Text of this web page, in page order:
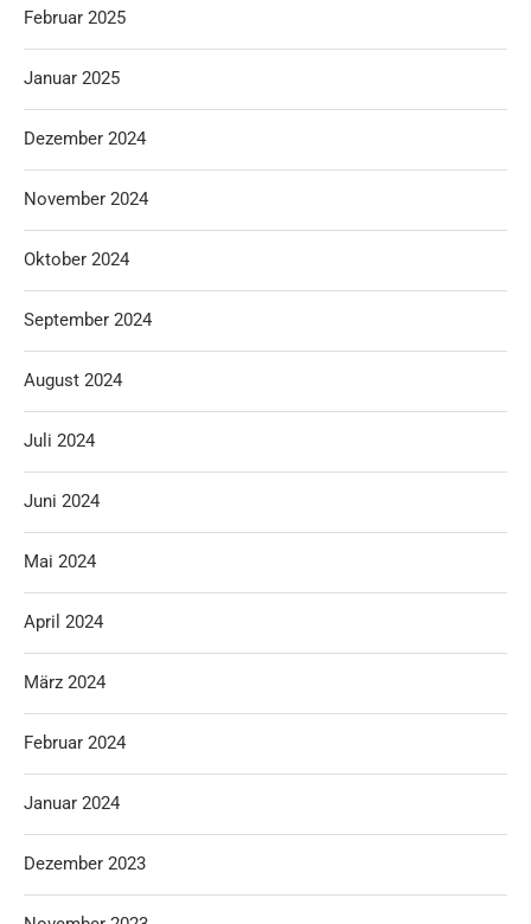
Februar 2025
Januar 2025
Dezember 2024
November 2024
Oktober 2024
September 2024
August 2024
Juli 2024
Juni 2024
Mai 2024
April 2024
März 2024
Februar 2024
Januar 2024
Dezember 2023